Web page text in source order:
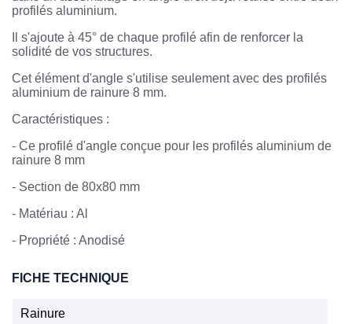
profilés aluminium.
Il s'ajoute à 45° de chaque profilé afin de renforcer la
solidité de vos structures.
Cet élément d'angle s'utilise seulement avec des profilés
aluminium de rainure 8 mm.
Caractéristiques :
- Ce profilé d'angle conçue pour les profilés aluminium de
rainure 8 mm
- Section de 80x80 mm
- Matériau : Al
- Propriété : Anodisé
FICHE TECHNIQUE
Rainure